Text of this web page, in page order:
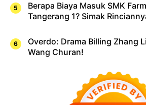
Berapa Biaya Masuk SMK
Tangerang 1? Simak
Overdo: Drama Billing Zhang
Wang Churan!